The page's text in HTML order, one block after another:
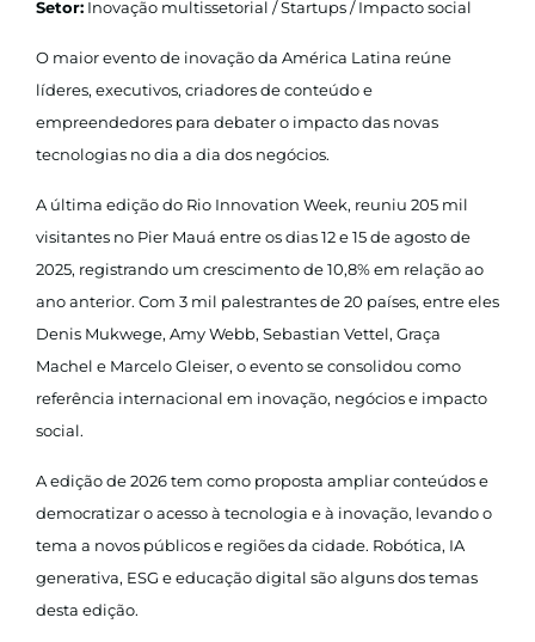
Setor: Inovação multissetorial / Startups / Impacto social
O maior evento de inovação da América Latina reúne
líderes, executivos, criadores de conteúdo e
empreendedores para debater o impacto das novas
tecnologias no dia a dia dos negócios.
A última edição do Rio Innovation Week, reuniu 205 mil
visitantes no Pier Mauá entre os dias 12 e 15 de agosto de
2025, registrando um crescimento de 10,8% em relação ao
ano anterior. Com 3 mil palestrantes de 20 países, entre eles
Denis Mukwege, Amy Webb, Sebastian Vettel, Graça
Machel e Marcelo Gleiser, o evento se consolidou como
referência internacional em inovação, negócios e impacto
social.
A edição de 2026 tem como proposta ampliar conteúdos e
democratizar o acesso à tecnologia e à inovação, levando o
tema a novos públicos e regiões da cidade. Robótica, IA
generativa, ESG e educação digital são alguns dos temas
desta edição.